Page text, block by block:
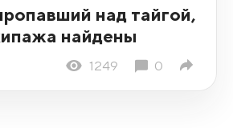
над тайгой,
найдены
1249 0